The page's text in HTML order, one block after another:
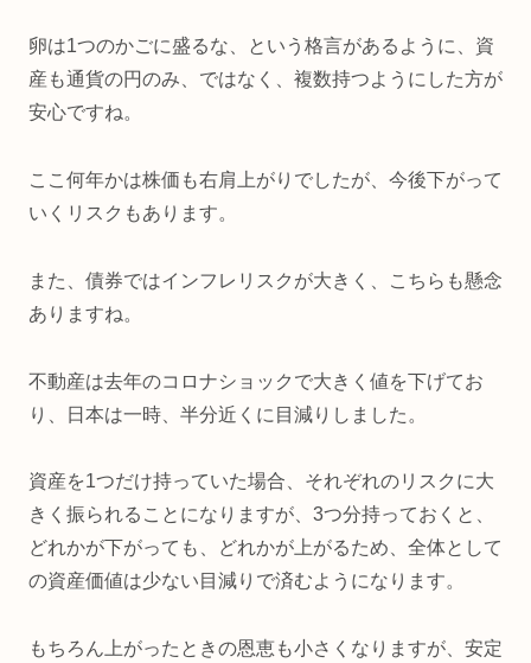
卵は1つのかごに盛るな、という格言があるように、資
産も通貨の円のみ、ではなく、複数持つようにした方が
安心ですね。
ここ何年かは株価も右肩上がりでしたが、今後下がって
いくリスクもあります。
また、債券ではインフレリスクが大きく、こちらも懸念
ありますね。
不動産は去年のコロナショックで大きく値を下げてお
り、日本は一時、半分近くに目減りしました。
資産を1つだけ持っていた場合、それぞれのリスクに大
きく振られることになりますが、3つ分持っておくと、
どれかが下がっても、どれかが上がるため、全体として
の資産価値は少ない目減りで済むようになります。
もちろん上がったときの恩恵も小さくなりますが、安定